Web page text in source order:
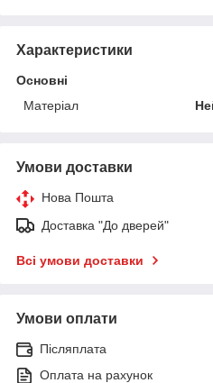
Характеристики
Основні
Матеріал
Умови доставки
Нова Пошта
Доставка "До дверей"
Всі умови доставки
Умови оплати
Післяплата
Оплата на рахунок